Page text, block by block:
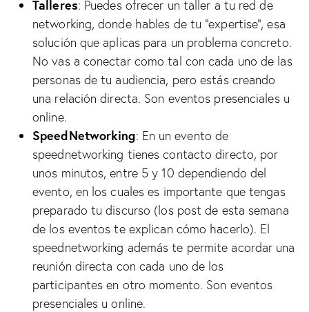
Talleres: Puedes ofrecer un taller a tu red de
networking, donde hables de tu “expertise”, esa
solución que aplicas para un problema concreto.
No vas a conectar como tal con cada uno de las
personas de tu audiencia, pero estás creando
una relación directa. Son eventos presenciales u
online.
SpeedNetworking: En un evento de
speednetworking tienes contacto directo, por
unos minutos, entre 5 y 10 dependiendo del
evento, en los cuales es importante que tengas
preparado tu discurso (los post de esta semana
de los eventos te explican cómo hacerlo). El
speednetworking además te permite acordar una
reunión directa con cada uno de los
participantes en otro momento. Son eventos
presenciales u online.